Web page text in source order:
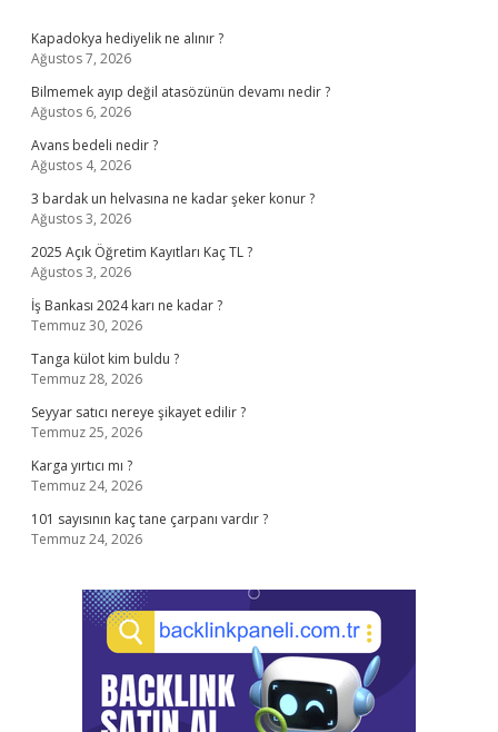
Kapadokya hediyelik ne alınır ?
Ağustos 7, 2026
Bilmemek ayıp değil atasözünün devamı nedir ?
Ağustos 6, 2026
Avans bedeli nedir ?
Ağustos 4, 2026
3 bardak un helvasına ne kadar şeker konur ?
Ağustos 3, 2026
2025 Açık Öğretim Kayıtları Kaç TL ?
Ağustos 3, 2026
İş Bankası 2024 karı ne kadar ?
Temmuz 30, 2026
Tanga külot kim buldu ?
Temmuz 28, 2026
Seyyar satıcı nereye şikayet edilir ?
Temmuz 25, 2026
Karga yırtıcı mı ?
Temmuz 24, 2026
101 sayısının kaç tane çarpanı vardır ?
Temmuz 24, 2026